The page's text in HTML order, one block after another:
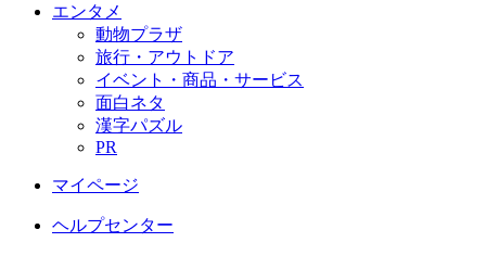
エンタメ
動物プラザ
旅行・アウトドア
イベント・商品・サービス
面白ネタ
漢字パズル
PR
マイページ
ヘルプセンター